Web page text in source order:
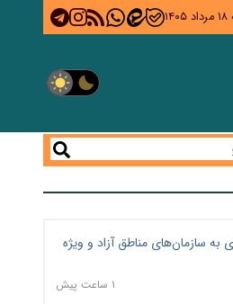
به سازمان‌های مناطق آزاد و ویژه
۱ ساعت پیش